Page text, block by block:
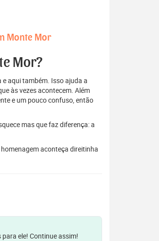
Monte Mor
Mor?
aqui também. Isso ajuda a
às vezes acontecem. Além
e um pouco confuso, então
mas que faz diferença: a
aconteça direitinha
ele! Continue assim!